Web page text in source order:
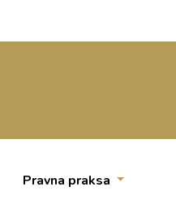
Pravna praksa